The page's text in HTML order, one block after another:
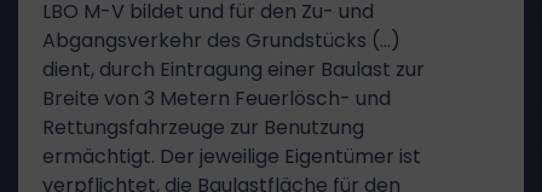
LBO M-V bildet und für den Zu- und
Abgangsverkehr des Grundstücks (…)
dient, durch Eintragung einer Baulast zur
Breite von 3 Metern Feuerlösch- und
Rettungsfahrzeuge zur Benutzung
ermächtigt. Der jeweilige Eigentümer ist
verpflichtet, die Baulastfläche für den